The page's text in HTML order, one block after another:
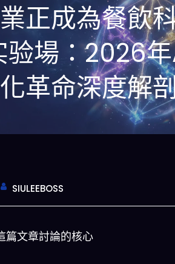
正成為餐飲
验場：2026
革命深度解
SIULEEBOSS
篇文章討論的核心